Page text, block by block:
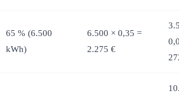
65 % (6.500
kWh)
6.500 × 0,35 =
2.275 €